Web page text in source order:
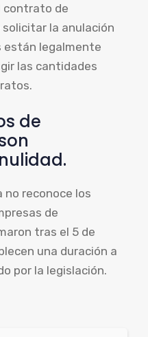
contrato de
la anulación
están legalmente
las cantidades
de
no reconoce los
de
tras el 5 de
una duración a
por la legislación.